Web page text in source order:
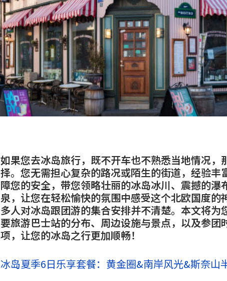
如果您去冰岛旅行，既不开车也不熟悉当地情况，
择。您无需担心复杂的路况或陌生的街道，经验丰
障您的安全，带您领略壮丽的冰岛冰川、震撼的瀑
泉，让您在轻松愉快的氛围中感受这个北欧国度的
多人对冰岛跟团游的集合安排并不清楚。本文将为
要旅游巴士站的分布、周边设施与景点，以及参团
项，让您的冰岛之行更加顺畅！
冰岛夏季6日乐享套餐：黄金圈&南岸风光&斯奈山